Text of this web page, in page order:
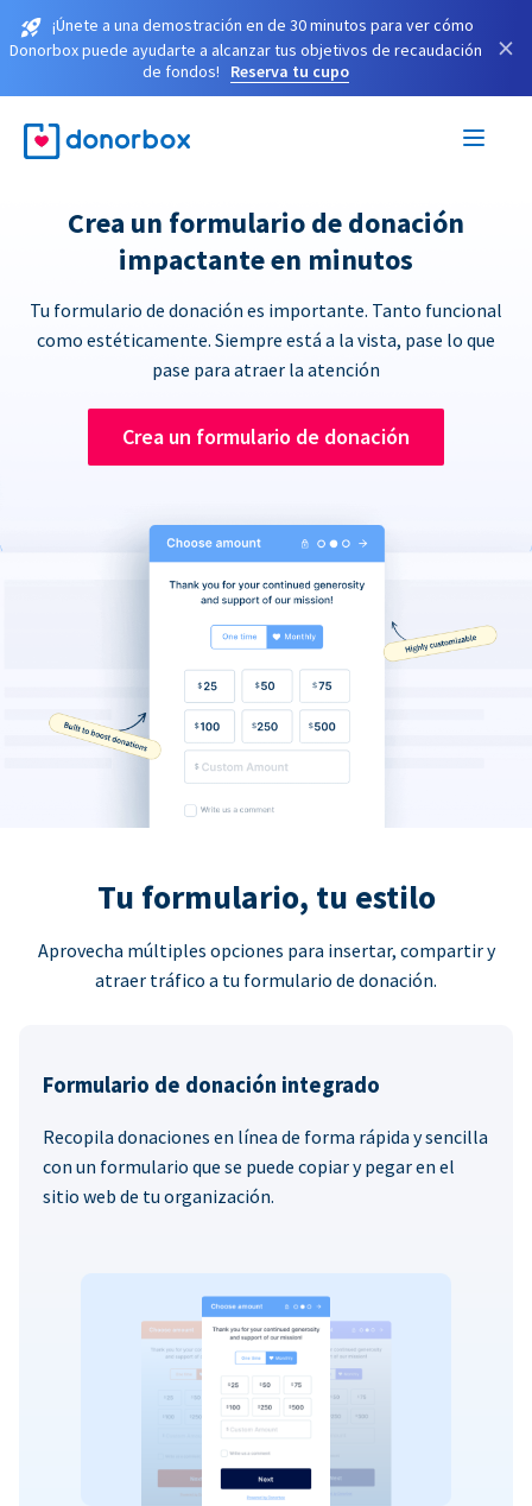
¡Únete a una demostración en de 30 minutos para ver cómo
Donorbox puede ayudarte a alcanzar tus objetivos de recaudación
de fondos!
Reserva tu cupo
×
Crea un formulario de donación
impactante en minutos
Tu formulario de donación es importante. Tanto funcional
como estéticamente. Siempre está a la vista, pase lo que
pase para atraer la atención
Crea un formulario de donación
Tu formulario, tu estilo
Aprovecha múltiples opciones para insertar, compartir y
atraer tráfico a tu formulario de donación.
Formulario de donación integrado
Recopila donaciones en línea de forma rápida y sencilla
con un formulario que se puede copiar y pegar en el
sitio web de tu organización.